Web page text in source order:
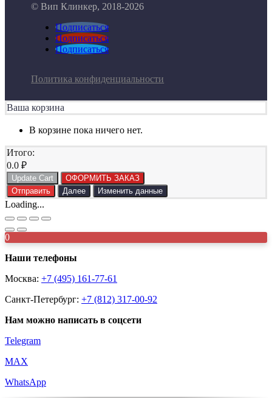
© Вип Клинкер, 2018-2026
Подписаться
Подписаться
Подписаться
Политика конфиденциальности
Ваша корзина
В корзине пока ничего нет.
Итого:
0.0 ₽
Update Cart
ОФОРМИТЬ ЗАКАЗ
Отправить
Далее Изменить данные
Loading...
0
Наши телефоны
Москва: +7 (495) 161-77-61
Санкт-Петербург: +7 (812) 317-00-92
Нам можно написать в соцсети
Telegram
MAX
WhatsApp